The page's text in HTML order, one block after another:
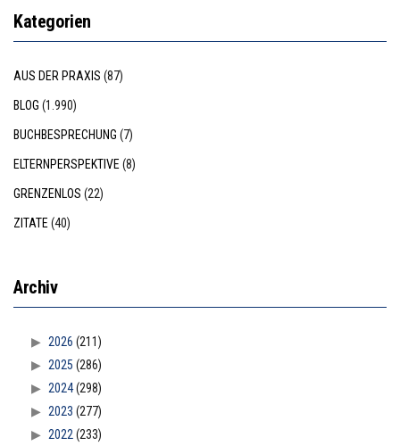
Kategorien
AUS DER PRAXIS (87)
BLOG (1.990)
BUCHBESPRECHUNG (7)
ELTERNPERSPEKTIVE(8)
GRENZENLOS (22)
ZITATE(40)
Archiv
2026 (211)
2025 (286)
2024(298)
2023 (277)
2022(233)